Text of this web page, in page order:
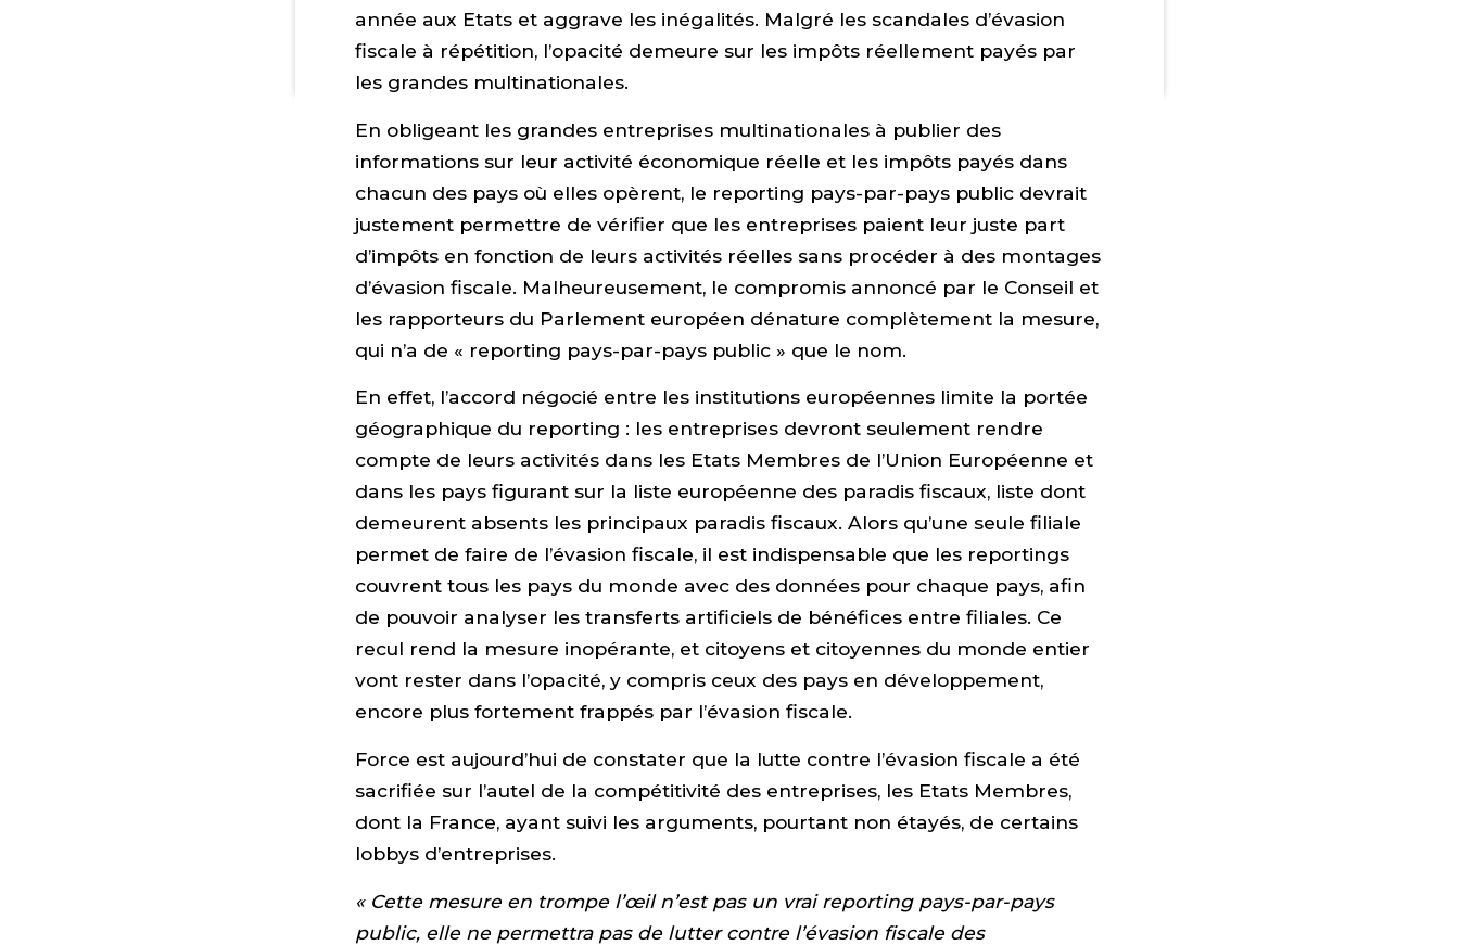
année aux Etats et aggrave les inégalités. Malgré les scandales d’évasion
fiscale à répétition, l’opacité demeure sur les impôts réellement payés par
les grandes multinationales.
En obligeant les grandes entreprises multinationales à publier des
informations sur leur activité économique réelle et les impôts payés dans
chacun des pays où elles opèrent, le reporting pays-par-pays public devrait
justement permettre de vérifier que les entreprises paient leur juste part
d’impôts en fonction de leurs activités réelles sans procéder à des montages
d’évasion fiscale. Malheureusement, le compromis annoncé par le Conseil et
les rapporteurs du Parlement européen dénature complètement la mesure,
qui n’a de « reporting pays-par-pays public » que le nom.
En effet, l’accord négocié entre les institutions européennes limite la portée
géographique du reporting : les entreprises devront seulement rendre
compte de leurs activités dans les Etats Membres de l’Union Européenne et
dans les pays figurant sur la liste européenne des paradis fiscaux, liste dont
demeurent absents les principaux paradis fiscaux. Alors qu’une seule filiale
permet de faire de l’évasion fiscale, il est indispensable que les reportings
couvrent tous les pays du monde avec des données pour chaque pays, afin
de pouvoir analyser les transferts artificiels de bénéfices entre filiales. Ce
recul rend la mesure inopérante, et citoyens et citoyennes du monde entier
vont rester dans l’opacité, y compris ceux des pays en développement,
encore plus fortement frappés par l’évasion fiscale.
Force est aujourd’hui de constater que la lutte contre l’évasion fiscale a été
sacrifiée sur l’autel de la compétitivité des entreprises, les Etats Membres,
dont la France, ayant suivi les arguments, pourtant non étayés, de certains
lobbys d’entreprises.
« Cette mesure en trompe l’œil n’est pas un vrai reporting pays-par-pays
public, elle ne permettra pas de lutter contre l’évasion fiscale des